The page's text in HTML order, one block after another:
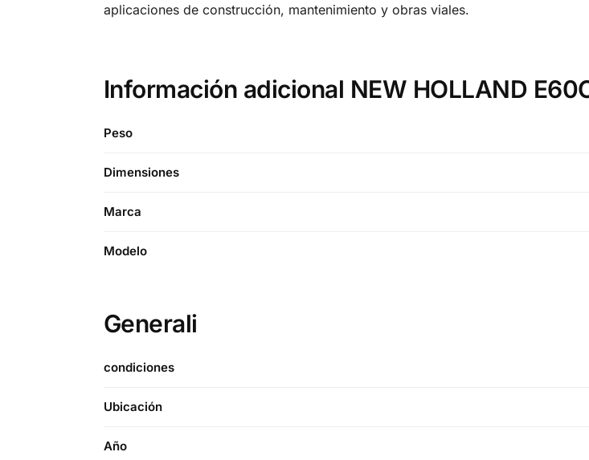
aplicaciones de construcción, mantenimiento y obras viales.
Información adicional NEW HOLLAND
Peso
Dimensiones
Marca
Modelo
Generali
condiciones
Ubicación
Año